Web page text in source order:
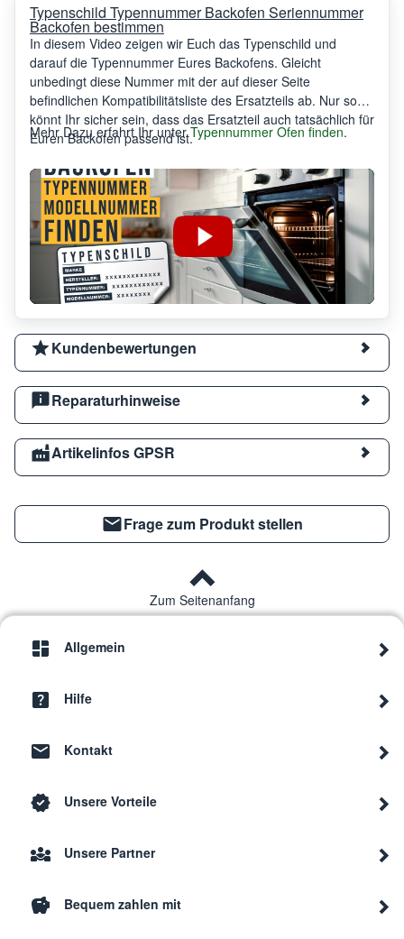
Typenschild Typennummer Backofen Seriennummer
Backofen bestimmen
In diesem Video zeigen wir Euch das Typenschild und
darauf die Typennummer Eures Backofens. Gleicht
unbedingt diese Nummer mit der auf dieser Seite
befindlichen Kompatibilitätsliste des Ersatzteils ab. Nur so
könnt Ihr sicher sein, dass das Ersatzteil auch tatsächlich für
Euren Backofen passend ist.
Mehr Dazu erfahrt Ihr unterTypennummer Ofen finden.
Kundenbewertungen
Reparaturhinweise
Artikelinfos GPSR
Frage zum Produkt stellen
Zum Seitenanfang
Allgemein
Hilfe
Kontakt
Unsere Vorteile
Unsere Partner
Bequem zahlen mit